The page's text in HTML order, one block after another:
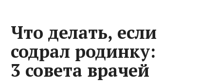
Что делать, если
содрал родинку:
3 совета врачей